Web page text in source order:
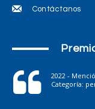
Contáctanos
2022 -
Categoría: